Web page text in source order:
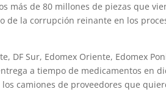
más de 80 millones de piezas que
de la corrupción reinante en los
DF Sur, Edomex Oriente, Edomex
a tiempo de medicamentos en
camiones de proveedores que